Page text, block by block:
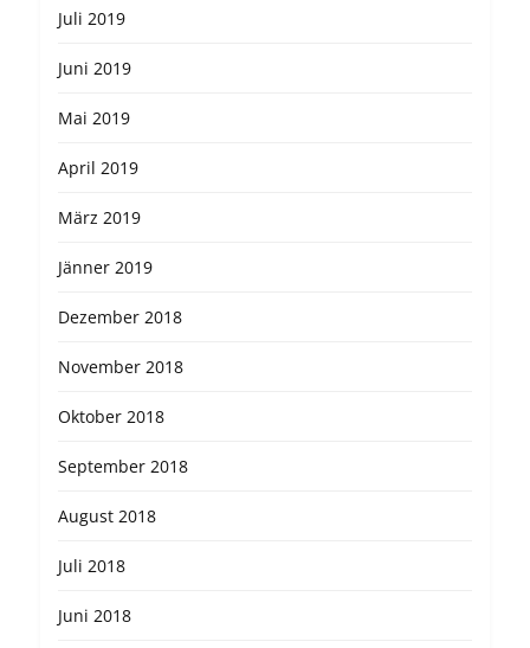
Juli 2019
Juni 2019
Mai 2019
April 2019
März 2019
Jänner 2019
Dezember 2018
November 2018
Oktober 2018
September 2018
August 2018
Juli 2018
Juni 2018